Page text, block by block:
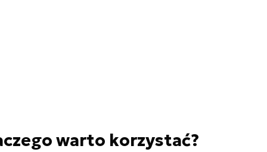
warto korzystać?